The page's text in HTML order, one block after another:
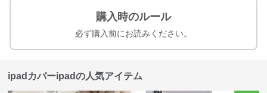
購入時のルール
必ず購入前にお読みください。
ipadカバーipadの人気アイテム